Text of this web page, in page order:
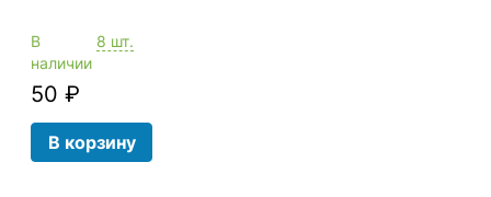
В
наличии
8 шт.
50 ₽
В корзину